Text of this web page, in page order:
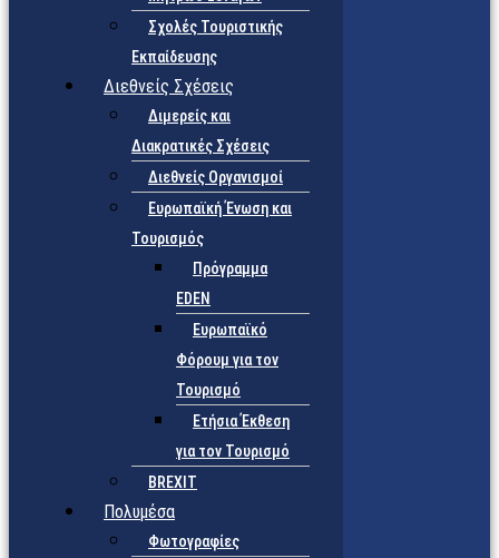
Σχολές Τουριστικής
Εκπαίδευσης
Διεθνείς Σχέσεις
Διμερείς και
Διακρατικές Σχέσεις
Διεθνείς Οργανισμοί
Ευρωπαϊκή Ένωση και
Τουρισμός
Πρόγραμμα
EDEN
Ευρωπαϊκό
Φόρουμ για τον
Τουρισμό
Ετήσια Έκθεση
για τον Τουρισμό
BREXIT
Πολυμέσα
Φωτογραφίες